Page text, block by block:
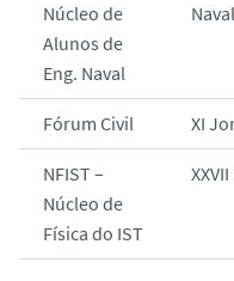
Núcleo de
Alunos de
Eng. Naval
Naval
Fórum Civil XI
NFIST –
Núcleo de
Física do IST